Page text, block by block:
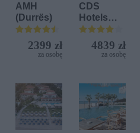
AMH
(Durrës)
2399 zł
za osobę
CDS
Hotels
Terrasini
(ex. Citta
del Mare)
4839 zł
za osobę